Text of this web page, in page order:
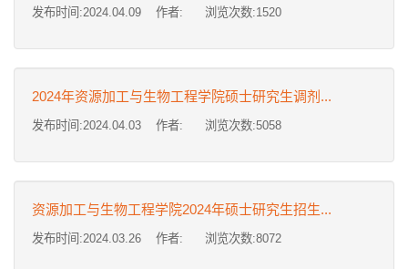
发布时间:2024.04.09 作者: 浏览次数:1520
2024年资源加工与生物工程学院硕士研究生调剂...
发布时间:2024.04.03 作者: 浏览次数:5058
资源加工与生物工程学院2024年硕士研究生招生...
发布时间:2024.03.26 作者: 浏览次数:8072